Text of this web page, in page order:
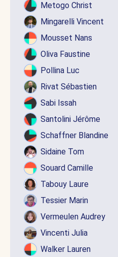
Metogo Christ
Mingarelli Vincent
Mousset Nans
Oliva Faustine
Pollina Luc
Rivat Sébastien
Sabi Issah
Santolini Jérôme
Schaffner Blandine
Sidaine Tom
Souard Camille
Tabouy Laure
Tessier Marin
Vermeulen Audrey
Vincenti Julia
Walker Lauren